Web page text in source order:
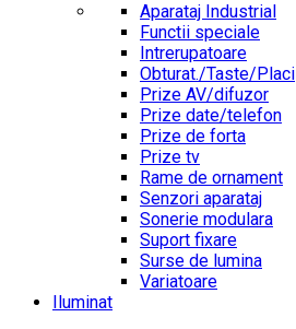
Aparataj Industrial
Functii speciale
Intrerupatoare
Obturat./Taste/Placi
Prize AV/difuzor
Prize date/telefon
Prize de forta
Prize tv
Rame de ornament
Senzori aparataj
Sonerie modulara
Suport fixare
Surse de lumina
Variatoare
Iluminat